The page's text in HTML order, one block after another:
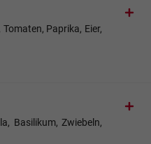
Paprika, Eier,
Basilikum, Zwiebeln,